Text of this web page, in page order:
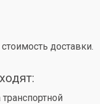
доставки.